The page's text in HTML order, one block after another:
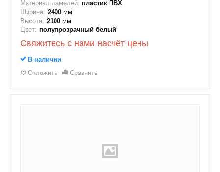
Материал ламелей: пластик ПВХ
Ширина: 2400 мм
Высота: 2100 мм
Цвет: полупрозрачный белый
Свяжитесь с нами насчёт цены
В наличии
Отложить
Сравнить